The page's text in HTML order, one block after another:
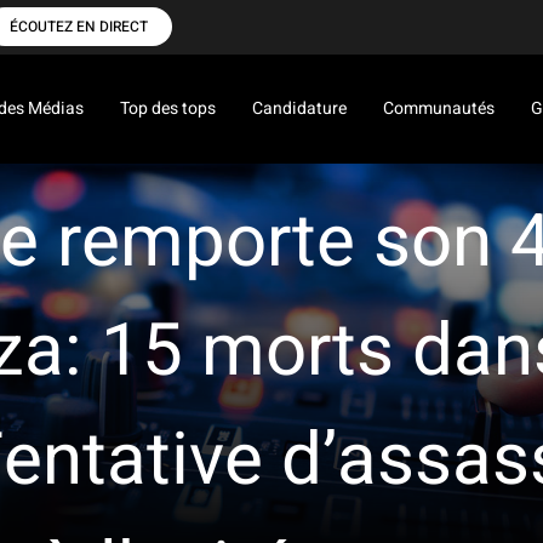
ÉCOUTEZ EN DIRECT
Médias Top des tops Candidature Communautés
remporte son
15 morts